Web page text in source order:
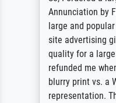
Annunciation by
large and
site advertising
quality for a
refunded me
blurry print vs. a
representation.